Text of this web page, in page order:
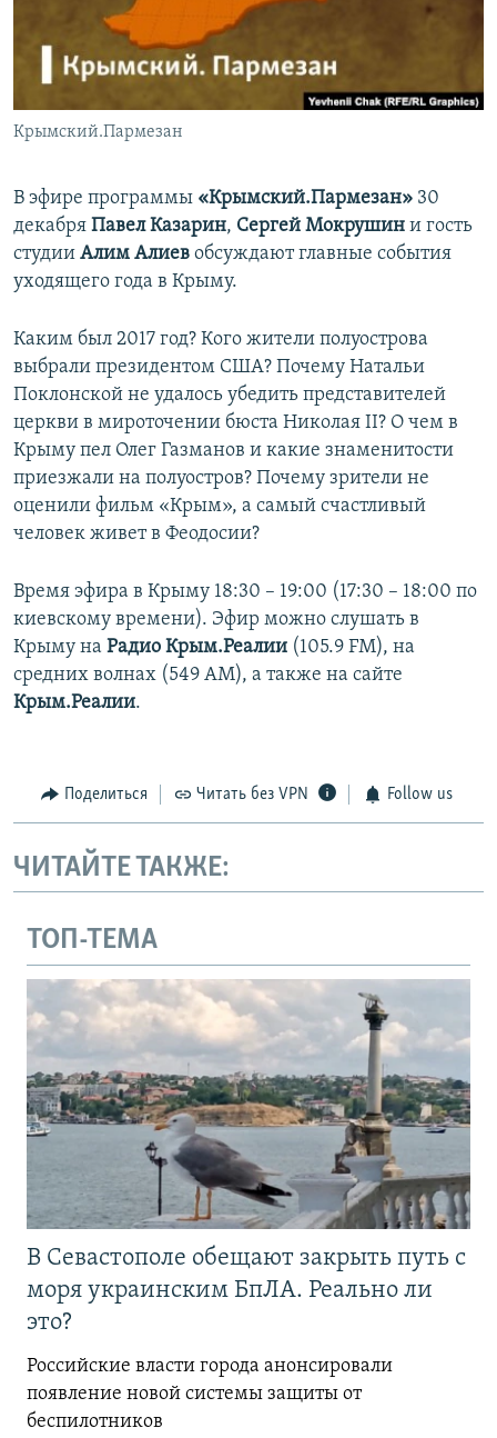
ПОБЕДИТЕЛЕЙ НЕ СУДЯТ?
КРЫМ.НЕПОКОРЕННЫЙ
УКРАИНСКАЯ ПРОБЛЕМА КРЫМА
ПРИСОЕДИНЯЙТЕСЬ!
Крымский.Пармезан
В эфире программы «Крымский.Пармезан» 30
декабря Павел Казарин, Сергей Мокрушин и гость
студии Алим Алиев обсуждают главные события
уходящего года в Крыму.
Каким был 2017 год? Кого жители полуострова
выбрали президентом США? Почему Натальи
Поклонской не удалось убедить представителей
церкви в мироточении бюста Николая II? О чем в
Крыму пел Олег Газманов и какие знаменитости
приезжали на полуостров? Почему зрители не
оценили фильм «Крым», а самый счастливый
человек живет в Феодосии?
Время эфира в Крыму 18:30 – 19:00 (17:30 – 18:00 по
киевскому времени). Эфир можно слушать в
Крыму на Радио Крым.Реалии (105.9 FM), на
средних волнах (549 АМ), а также на сайте
Крым.Реалии.
Поделиться Читать без VPN Follow us
ЧИТАЙТЕ ТАКЖЕ:
ТОП-ТЕМА
В Севастополе обещают закрыть путь с
моря украинским БпЛА. Реально ли
это?
Российские власти города анонсировали
появление новой системы защиты от
беспилотников